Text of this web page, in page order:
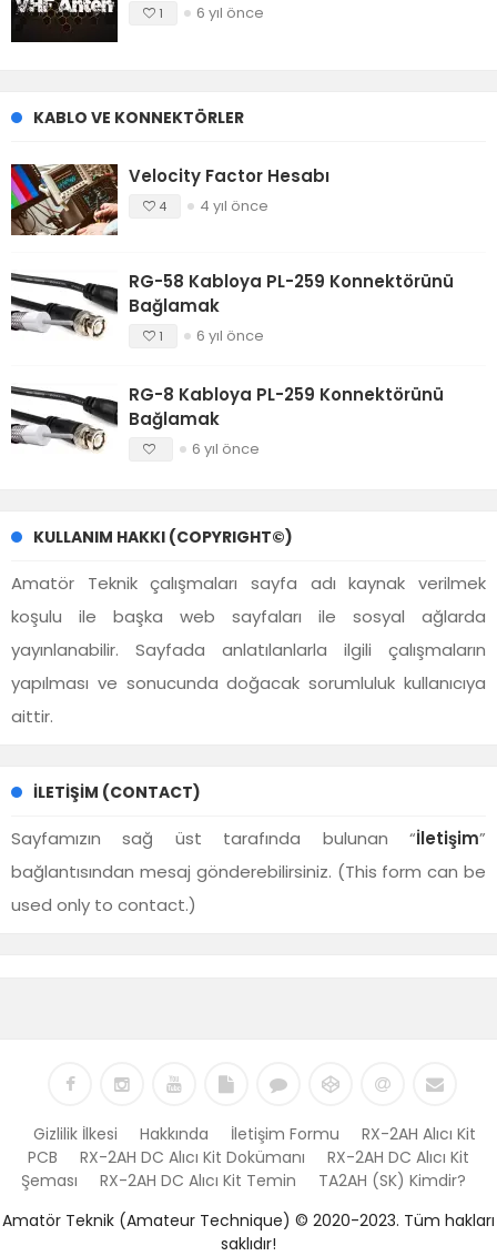
1 6 yıl önce
KABLO VE KONNEKTÖRLER
Velocity Factor Hesabı
4 4 yıl önce
RG-58 Kabloya PL-259 Konnektörünü
Bağlamak
1 6 yıl önce
RG-8 Kabloya PL-259 Konnektörünü
Bağlamak
6 yıl önce
KULLANIM HAKKI (COPYRIGHT©)
Amatör Teknik çalışmaları sayfa adı kaynak verilmek
koşulu ile başka web sayfaları ile sosyal ağlarda
yayınlanabilir. Sayfada anlatılanlarla ilgili çalışmaların
yapılması ve sonucunda doğacak sorumluluk kullanıcıya
aittir.
İLETIŞIM (CONTACT)
Sayfamızın sağ üst tarafında bulunan “İletişim”
bağlantısından mesaj gönderebilirsiniz. (This form can be
used only to contact.)
Gizlilik İlkesi Hakkında İletişim Formu
RX-2AH Alıcı Kit
PCB
RX-2AH DC Alıcı Kit Dokümanı
RX-2AH DC Alıcı Kit
Şeması
RX-2AH DC Alıcı Kit Temin
TA2AH (SK) Kimdir?
Amatör Teknik (Amateur Technique) © 2020-2023. Tüm hakları
saklıdır!